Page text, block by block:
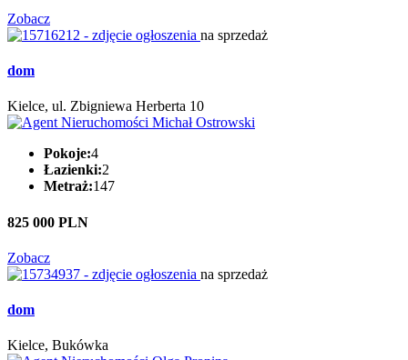
Zobacz
na sprzedaż
dom
Kielce, ul. Zbigniewa Herberta 10
Pokoje:4
Łazienki:2
Metraż:147
825 000 PLN
Zobacz
na sprzedaż
dom
Kielce, Bukówka